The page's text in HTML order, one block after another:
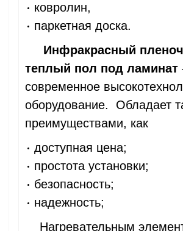
ковролин,
паркетная доска.
Инфракрасный
теплый пол под ламинат
современное
оборудование. Обладает
преимуществами, как
доступная цена;
простота установки;
безопасность;
надежность;
Нагревательным